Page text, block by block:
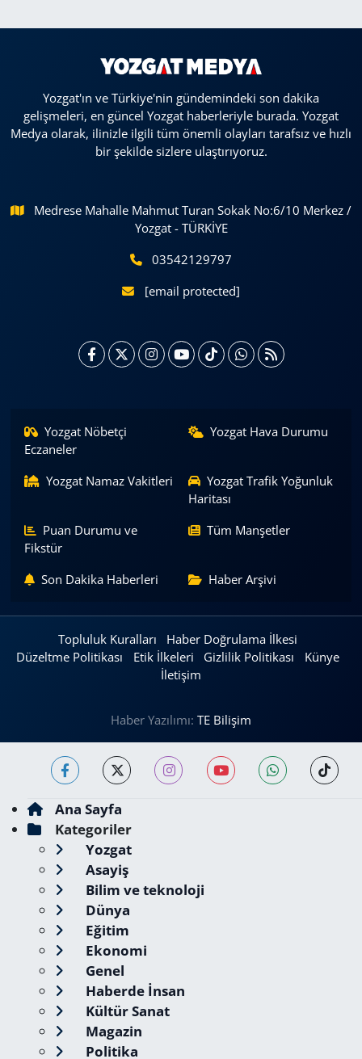
Yozgat'ın ve Türkiye'nin gündemindeki son dakika
gelişmeleri, en güncel Yozgat haberleriyle burada. Yozgat
Medya olarak, ilinizle ilgili tüm önemli olayları tarafsız ve hızlı
bir şekilde sizlere ulaştırıyoruz.
Medrese Mahalle Mahmut Turan Sokak No:6/10 Merkez /
Yozgat - TÜRKİYE
03542129797
[email protected]
Yozgat Nöbetçi
Eczaneler
Yozgat Hava Durumu
Yozgat Namaz Vakitleri
Yozgat Trafik Yoğunluk
Haritası
Puan Durumu ve
Fikstür
Tüm Manşetler
Son Dakika Haberleri Haber Arşivi
Topluluk Kuralları
Haber Doğrulama İlkesi
Düzeltme Politikası
Etik İlkeleri Gizlilik Politikası
Künye
İletişim
Haber Yazılımı: TE Bilişim
Ana Sayfa
Kategoriler
Yozgat
Asayiş
Bilim ve teknoloji
Dünya
Eğitim
Ekonomi
Genel
Haberde İnsan
Kültür Sanat
Magazin
Politika